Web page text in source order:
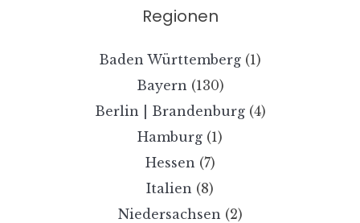
Regionen
Baden Württemberg (1)
Bayern (130)
Berlin | Brandenburg(4)
Hamburg (1)
Hessen (7)
Italien (8)
Niedersachsen (2)